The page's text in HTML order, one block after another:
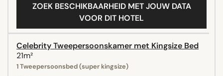
ZOEK BESCHIKBAARHEID MET JOUW DATA
VOOR DIT HOTEL
Celebrity Tweepersoonskamer met Kingsize Bed
21m²
1 Tweepersoonsbed (super kingsize)